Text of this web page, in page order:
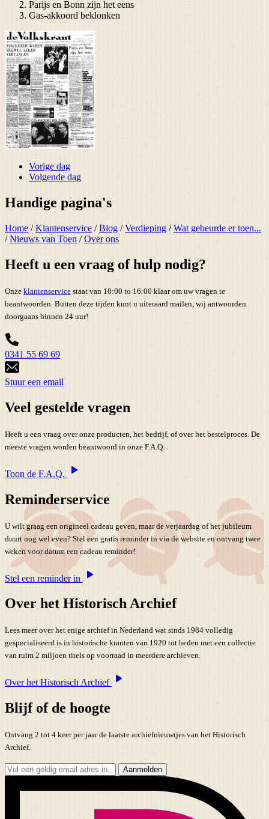
Parijs en Bonn zijn het eens
Gas-akkoord beklonken
Vorige dag
Volgende dag
Handige pagina's
Home /Klantenservice /Blog /Verdieping /Wat gebeurde er toen...
/Nieuws van Toen /Over ons
Heeft u een vraag of hulp nodig?
Onze klantenservice staat van 10:00 to 16:00 klaar om uw vragen te
beantwoorden. Buiten deze tijden kunt u uiteraard mailen, wij antwoorden
doorgaans binnen 24 uur!
0341 55 69 69
Stuur een email
Veel gestelde vragen
Heeft u een vraag over onze producten, het bedrijf, of over het bestelproces. De
meeste vragen worden beantwoord in onze F.A.Q.
Toon de F.A.Q.
Reminderservice
U wilt graag een origineel cadeau geven, maar de verjaardag of het jubileum
duurt nog wel even? Stel een gratis reminder in via de website en ontvang twee
weken voor datum een cadeau reminder!
Stel een reminder in
Over het Historisch Archief
Lees meer over het enige archief in Nederland wat sinds 1984 volledig
gespecialiseerd is in historische kranten van 1920 tot heden met een collectie
van ruim 2 miljoen titels op voorraad in meerdere archieven.
Over het Historisch Archief
Blijf of de hoogte
Ontvang 2 tot 4 keer per jaar de laatste archiefnieuwtjes van het Historisch
Archief.
Aanmelden